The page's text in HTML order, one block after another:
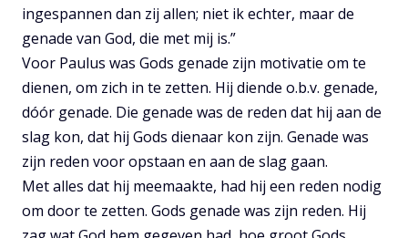
ingespannen dan zij allen; niet ik echter, maar de
genade van God, die met mij is.”
Voor Paulus was Gods genade zijn motivatie om te
dienen, om zich in te zetten. Hij diende o.b.v. genade,
dóór genade. Die genade was de reden dat hij aan de
slag kon, dat hij Gods dienaar kon zijn. Genade was
zijn reden voor opstaan en aan de slag gaan.
Met alles dat hij meemaakte, had hij een reden nodig
om door te zetten. Gods genade was zijn reden. Hij